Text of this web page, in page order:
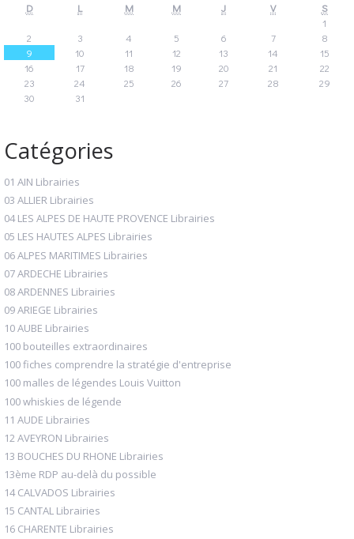
D L M M J V
S
1
2
3 4 5 6 7
8
9
10 11 12 13 14
15
16
17 18 19 20 21
22
23
24 25 26 27 28
29
30
31
Catégories
01 AIN Librairies
03 ALLIER Librairies
04 LES ALPES DE HAUTE PROVENCE Librairies
05 LES HAUTES ALPES Librairies
06 ALPES MARITIMES Librairies
07 ARDECHE Librairies
08 ARDENNES Librairies
09 ARIEGE Librairies
10 AUBE Librairies
100 bouteilles extraordinaires
100 fiches comprendre la stratégie d'entreprise
100 malles de légendes Louis Vuitton
100 whiskies de légende
11 AUDE Librairies
12 AVEYRON Librairies
13 BOUCHES DU RHONE Librairies
13ème RDP au-delà du possible
14 CALVADOS Librairies
15 CANTAL Librairies
16 CHARENTE Librairies